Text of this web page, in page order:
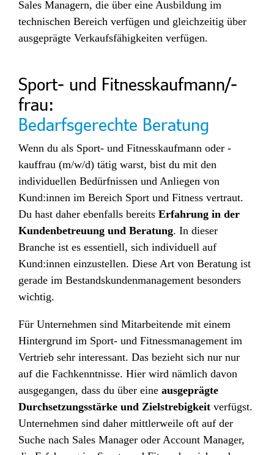
Sales Managern, die über eine Ausbildung im
technischen Bereich verfügen und gleichzeitig über
ausgeprägte Verkaufsfähigkeiten verfügen.
Sport- und Fitnesskaufmann/-
frau:
Bedarfsgerechte Beratung
Wenn du als Sport- und Fitnesskaufmann oder -
kauffrau (m/w/d) tätig warst, bist du mit den
individuellen Bedürfnissen und Anliegen von
Kund:innen im Bereich Sport und Fitness vertraut.
Du hast daher ebenfalls bereits Erfahrung in der
Kundenbetreuung und Beratung. In dieser
Branche ist es essentiell, sich individuell auf
Kund:innen einzustellen. Diese Art von Beratung ist
gerade im Bestandskundenmanagement besonders
wichtig.
Für Unternehmen sind Mitarbeitende mit einem
Hintergrund im Sport- und Fitnessmanagement im
Vertrieb sehr interessant. Das bezieht sich nur nur
auf die Fachkenntnisse. Hier wird nämlich davon
ausgegangen, dass du über eine ausgeprägte
Durchsetzungsstärke und Zielstrebigkeit verfügst.
Unternehmen sind daher mittlerweile oft auf der
Suche nach Sales Manager oder Account Manager,